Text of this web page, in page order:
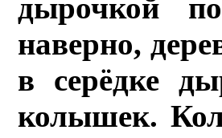
дырочкой
наверно,
в серёдке
колышек.